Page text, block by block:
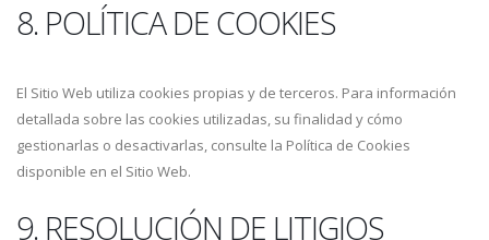
8. POLÍTICA DE COOKIES
El Sitio Web utiliza cookies propias y de terceros. Para información
detallada sobre las cookies utilizadas, su finalidad y cómo
gestionarlas o desactivarlas, consulte la Política de Cookies
disponible en el Sitio Web.
9. RESOLUCIÓN DE LITIGIOS